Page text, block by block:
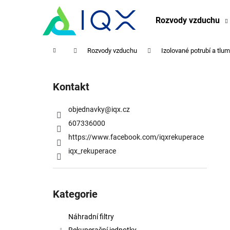
Rozvody vzduchu
Domů Rozvody vzduchu Izolované potrubí a
Kontakt
objednavky@iqx.cz
607336000
https://www.facebook.com/iqxrekuperace
iqx_rekuperace
kategorie
Kategorie
Náhradní filtry
Zpět
Zpět